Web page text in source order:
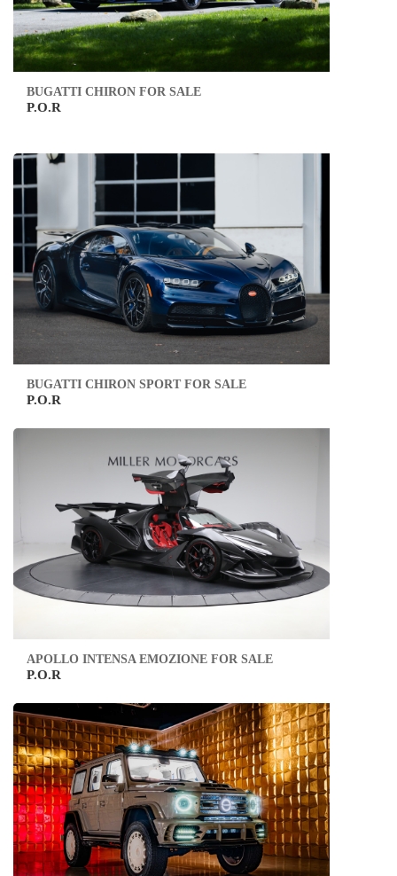
BUGATTI CHIRON FOR SALE
P.O.R
BUGATTI CHIRON SPORT FOR SALE
P.O.R
APOLLO INTENSA EMOZIONE FOR SALE
P.O.R